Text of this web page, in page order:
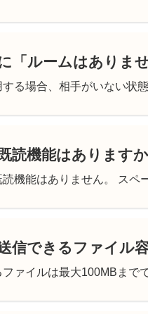
「ルームはありま
る場合、相手がいない状
読機能はありますか
機能はありません。 スペ
信できるファイル
ァイルは最大100MBまで